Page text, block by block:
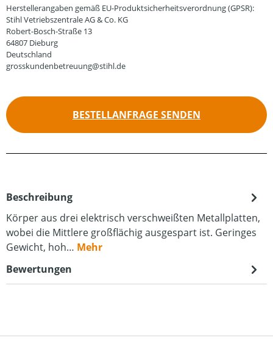
Herstellerangaben gemäß EU-Produktsicherheitsverordnung (GPSR):
Stihl Vetriebszentrale AG & Co. KG
Robert-Bosch-Straße 13
64807 Dieburg
Deutschland
grosskundenbetreuung@stihl.de
BESTELLANFRAGE SENDEN
Beschreibung
Körper aus drei elektrisch verschweißten Metallplatten,
wobei die Mittlere großflächig ausgespart ist. Geringes
Gewicht, hoh… Mehr
Bewertungen